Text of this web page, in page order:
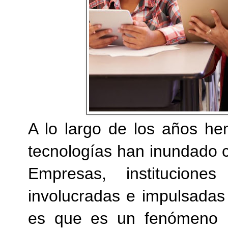
A lo largo de los años
tecnologías han inundado
Empresas,
involucradas e
es que es un fenómeno